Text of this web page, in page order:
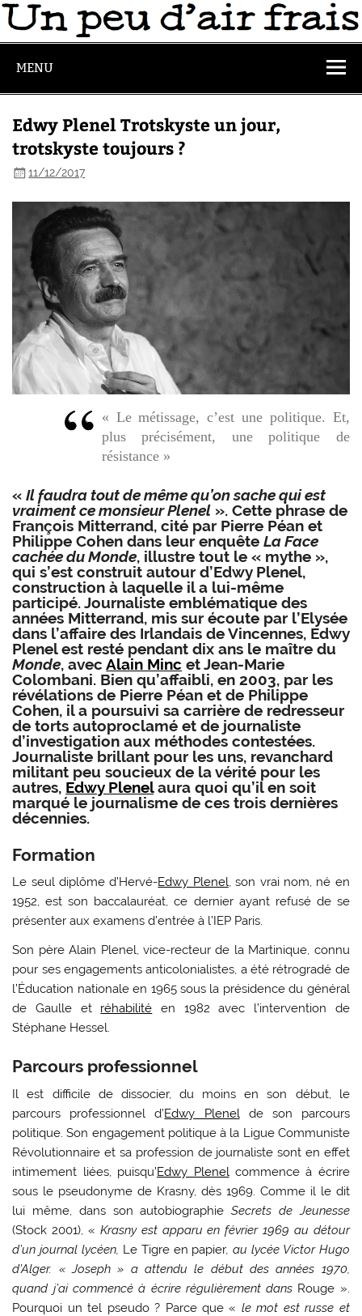
MENU
Edwy Plenel Trotskyste un jour,
trotskyste toujours ?
11/12/2017
« Le métissage, c’est une politique. Et,
plus précisément, une politique de
résistance »
«Il faudra tout de même qu’on sache qui est
vraiment ce monsieur Plenel ». Cette phrase de
François Mitterrand, cité par Pierre Péan et
Philippe Cohen dans leur enquêteLa Face
cachée du Monde, illustre tout le « mythe »,
qui s’est construit autour d’Edwy Plenel,
construction à laquelle il a lui-même
participé. Journaliste emblématique des
années Mitterrand, mis sur écoute par l’Elysée
dans l’affaire des Irlandais de Vincennes, Edwy
Plenel est resté pendant dix ans le maître du
Monde, avecAlain Minc et Jean-Marie
Colombani. Bien qu’affaibli, en 2003, par les
révélations de Pierre Péan et de Philippe
Cohen, il a poursuivi sa carrière de redresseur
de torts autoproclamé et de journaliste
d’investigation aux méthodes contestées.
Journaliste brillant pour les uns, revanchard
militant peu soucieux de la vérité pour les
autres, Edwy Plenelaura quoi qu’il en soit
marqué le journalisme de ces trois dernières
décennies.
Formation
Le seul diplôme d’Hervé-Edwy Plenel, son vrai nom, né en
1952, est son baccalauréat, ce dernier ayant refusé de se
présenter aux examens d’entrée à l’IEP Paris.
Son père Alain Plenel, vice-recteur de la Martinique, connu
pour ses engagements anticolonialistes, a été rétrogradé de
l’Éducation nationale en 1965 sous la présidence du général
de Gaulle et réhabilité en 1982 avec l’intervention de
Stéphane Hessel.
Parcours professionnel
Il est difficile de dissocier, du moins en son début, le
parcours professionnel d’Edwy Plenelde son parcours
politique. Son engagement politique à la Ligue Communiste
Révolutionnaire et sa profession de journaliste sont en effet
intimement liées, puisqu’Edwy Plenelcommence à écrire
sous le pseudonyme de Krasny, dès 1969. Comme il le dit
lui même, dans son autobiographieSecrets de Jeunesse
(Stock 2001), « Krasny est apparu en février 1969 au détour
d’un journal lycéen, Le Tigre en papier, au lycée Victor Hugo
d’Alger. « Joseph » a attendu le début des années 1970,
quand j’ai commencé à écrire régulièrement dans Rouge ».
Pourquoi un tel pseudo ? Parce que « le mot est russe et